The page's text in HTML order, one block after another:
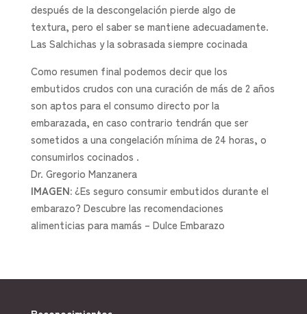
después de la descongelación pierde algo de
textura, pero el saber se mantiene adecuadamente.
Las Salchichas y la sobrasada siempre cocinada
Como resumen final podemos decir que los
embutidos crudos con una curación de más de 2 años
son aptos para el consumo directo por la
embarazada, en caso contrario tendrán que ser
sometidos a una congelación mínima de 24 horas, o
consumirlos cocinados .
Dr. Gregorio Manzanera
IMAGEN:¿Es seguro consumir embutidos durante el
embarazo? Descubre las recomendaciones
alimenticias para mamás – Dulce Embarazo